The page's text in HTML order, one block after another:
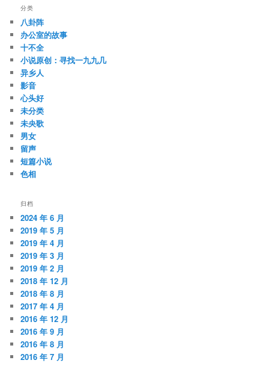
分类
八卦阵
办公室的故事
十不全
小说原创：寻找一九九几
异乡人
影音
心头好
未分类
未央歌
男女
留声
短篇小说
色相
归档
2024 年 6 月
2019 年 5 月
2019 年 4 月
2019 年 3 月
2019 年 2 月
2018 年 12 月
2018 年 8 月
2017 年 4 月
2016 年 12 月
2016 年 9 月
2016 年 8 月
2016 年 7 月